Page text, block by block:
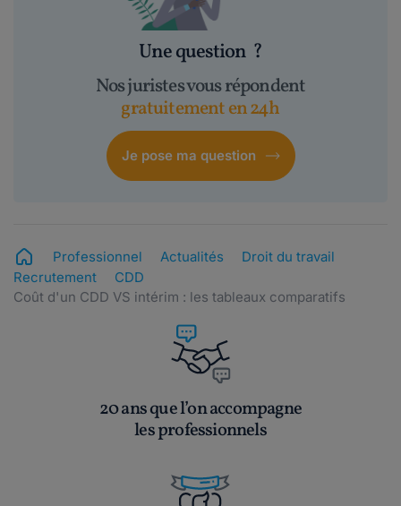
Une question ?
Nos juristes vous répondent
gratuitement en 24h
Je pose ma question
Professionnel Actualités
Droit du travail
Recrutement
CDD
Coût d'un CDD VS intérim : les tableaux comparatifs
20 ans que l’on accompagne
les professionnels